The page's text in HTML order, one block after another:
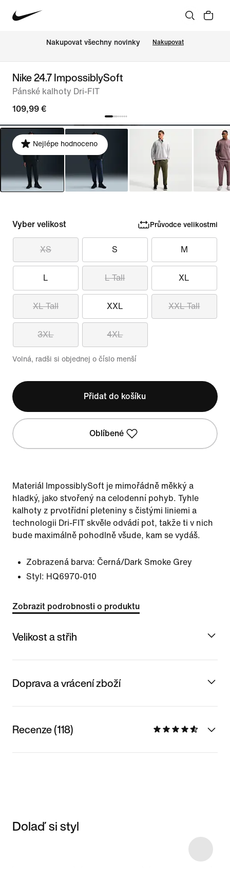
Nakupovat všechny novinky Nakupovat
Nike 24.7 ImpossiblySoft
Pánské kalhoty Dri-FIT
109,99 €
Nejlépe hodnoceno
Vyber velikost Průvodce velikostmi
XS S M
L L Tall XL
XL Tall XXL XXL Tall
3XL 4XL
Volná, radši si objednej o číslo menší
Přidat do košíku
Oblíbené
Materiál ImpossiblySoft je mimořádně měkký a
hladký, jako stvořený na celodenní pohyb. Tyhle
kalhoty z prvotřídní pleteniny s čistými liniemi a
technologii Dri-FIT skvěle odvádí pot, takže ti v nich
bude maximálně pohodlně všude, kam se vydáš.
Zobrazená barva: Černá/Dark Smoke Grey
Styl: HQ6970-010
Zobrazit podrobnosti o produktu
Velikost a střih
Doprava a vrácení zboží
Recenze (118)
Dolaď si styl